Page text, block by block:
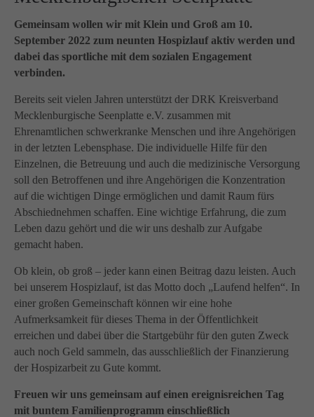
About us
Lorem ipsum dolor sit amet, consectetuer adipiscing
elit.
Aenean commodo ligula eget dolor. Aenean massa.
Cum sociis natoque penatibus et magnis dis parturient
montes, nascetur ridiculus mus. Donec quam felis,
ultricies nec.
Gemeinsam wollen wir mit Klein und Groß am 10.
September 2022 zum neunten Hospizlauf aktiv werden und
dabei das sportliche mit dem sozialen Engagement
verbinden.
Bereits seit vielen Jahren unterstützt der DRK Kreisverband
Mecklenburgische Seenplatte e.V. zusammen mit
Ehrenamtlichen schwerkranke Menschen und ihre Angehörigen
in der letzten Lebensphase. Die individuelle Hilfe für den
Einzelnen, die Betreuung und auch die medizinische Versorgung
soll den Betroffenen und ihre Angehörigen die Konzentration
auf die wichtigen Dinge ermöglichen und damit Raum fürs
Abschiednehmen schaffen. Eine wichtige Erfahrung, die zum
Leben dazu gehört und die wir uns deshalb zur Aufgabe
gemacht haben.
Ob klein, ob groß – jeder kann einen Beitrag dazu leisten. Auch
bei unserem Hospizlauf, ist das Motto doch „Laufend helfen“. In
einer großen Gemeinschaft können wir eine hohe
Aufmerksamkeit für dieses Thema in der Öffentlichkeit
erreichen und dabei über die Startgebühr für den guten Zweck
auch noch Geld sammeln, das ausschließlich der Finanzierung
der Hospizarbeit zu Gute kommt.
Freuen wir uns gemeinsam auf einen ereignisreichen Tag
mit buntem Familienprogramm einschließlich